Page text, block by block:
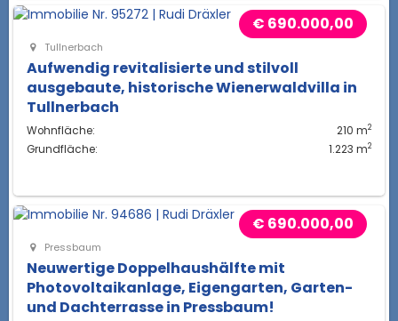
€ 690.000,00
Tullnerbach
Aufwendig revitalisierte und stilvoll
ausgebaute, historische Wienerwaldvilla in
Tullnerbach
Wohnfläche: 210 m2
Grundfläche: 1.223 m2
€ 690.000,00
Pressbaum
Neuwertige Doppelhaushälfte mit
Photovoltaikanlage, Eigengarten, Garten-
und Dachterrasse in Pressbaum!